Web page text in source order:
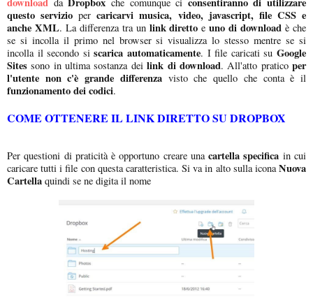
questo servizio percaricarvi musica, video, javascript, file CSS e
anche XML. La differenza tra un link diretto euno di download è che
se si incolla il primo nel browser si visualizza lo stesso mentre se si
incolla il secondo siscarica automaticamente. I file caricati suGoogle
Sites sono in ultima sostanza deilink di download. All'atto praticoper
l'utente non c'è grande differenzavisto che quello che conta è il
funzionamento dei codici.
COME OTTENERE IL LINK DIRETTO SU DROPBOX
Per questioni di praticità è opportuno creare unacartella specifica in cui
caricare tutti i file con questa caratteristica. Si va in alto sulla iconaNuova
Cartella quindi se ne digita il nome